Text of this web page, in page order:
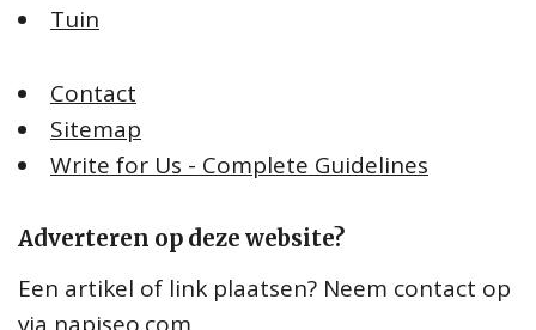
Tuin
Contact
Sitemap
Write for Us - Complete Guidelines
Adverteren op deze website?
Een artikel of link plaatsen? Neem contact op